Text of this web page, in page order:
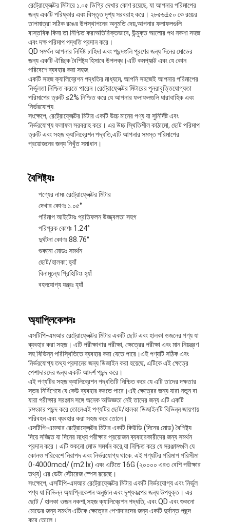
বাড়ি
পণ্য
ভিআর শো
রেট্রোফ্লেক্টর মিটারে ১.০৫ ডিগ্রি দেখার কোণ রয়েছে, যা আপনার পরিমাপের
জন্য একটি পরিষ্কার এবং বিস্তৃত দৃশ্য সরবরাহ করে। ২৮৫৬±৫০ কে রঙের
তাপমাত্রা সঠিক রঙের উপস্থাপনের অনুমতি দেয়,আপনার ফলাফলগুলি
বাস্তবিক কিনা তা নিশ্চিত করাঅতিরিক্তভাবে, উন্মুক্ত আলোর পথ নকশা সহজ
এবং দক্ষ পরিমাপ পদ্ধতি প্রদান করে।
QD সমর্থন আপনার নির্দিষ্ট চাহিদা এবং পছন্দগুলি পূরণের জন্য দিনের মোডের
জন্য একটি ঐচ্ছিক বৈশিষ্ট্য হিসাবে উপলব্ধ।এটি কমপ্যাক্ট এবং যে কোন
পরিবেশে ব্যবহার করা সহজ.
একটি সহজ ক্যালিব্রেশন পদ্ধতির মাধ্যমে, আপনি সহজেই আপনার পরিমাপের
নির্ভুলতা নিশ্চিত করতে পারেন।রেট্রোফ্লেক্টর মিটারের পুনরাবৃত্তিযোগ্যতা
পরিমাপের ত্রুটি ≤2% নিশ্চিত করে যে আপনার ফলাফলগুলি ধারাবাহিক এবং
নির্ভরযোগ্য.
সংক্ষেপে, রেট্রোফ্লেক্টর মিটার একটি উচ্চ মানের পণ্য যা সুনির্দিষ্ট এবং
নির্ভরযোগ্য ফলাফল সরবরাহ করে। এর উচ্চ স্থিতিশীল কাঠামো, ছোট পরিমাপ
ত্রুটি এবং সহজ ক্যালিব্রেশন পদ্ধতি,এটি আপনার সমস্ত পরিমাপের
প্রয়োজনের জন্য নিখুঁত সমাধান।
বৈশিষ্ট্যঃ
পণ্যের নামঃ রেট্রোফ্লেক্টর মিটার
দেখার কোণঃ ১.০৫°
পরিমাপ আইটেমঃ প্রতিফলন উজ্জ্বলতা সহগ
পরিপূরক কোণঃ 1.24°
দুর্ঘটনা কোণঃ 88.76°
শুকনো মোডঃ সমর্থন
ছোট/হালকা: হ্যাঁ
বিনামূল্যে প্রিহিটিংঃ হ্যাঁ
বহনযোগ্য যন্ত্রঃ হ্যাঁ
অ্যাপ্লিকেশনঃ
এসটিপি-এমআর রেট্রোফ্লেক্টর মিটার একটি ছোট এবং হালকা ওজনের পণ্য যা
ব্যবহার করা সহজ। এটি পরীক্ষাগার পরীক্ষা, ক্ষেত্রের পরীক্ষা এবং মান নিয়ন্ত্রণ
সহ বিভিন্ন পরিস্থিতিতে ব্যবহার করা যেতে পারে।এই পণ্যটি সঠিক এবং
নির্ভরযোগ্য তথ্য প্রদানের জন্য ডিজাইন করা হয়েছে, এটিকে এই ক্ষেত্রে
পেশাদারদের জন্য একটি আদর্শ পছন্দ করে।
এই পণ্যটির সহজ ক্যালিব্রেশন পদ্ধতিটি নিশ্চিত করে যে এটি তাদের দক্ষতার
স্তর নির্বিশেষে যে কেউ ব্যবহার করতে পারে।এই ক্ষেত্রের জন্য যারা নতুন বা
যারা পরীক্ষার সরঞ্জাম সঙ্গে অনেক অভিজ্ঞতা নেই তাদের জন্য এটি একটি
চমৎকার পছন্দ করে তোলেএই পণ্যটির ছোট/হালকা ডিজাইনটি বিভিন্ন জায়গায়
পরিবহন এবং ব্যবহার করা সহজ করে তোলে।
এসটিপি-এমআর রেট্রোফ্লেক্টর মিটার একটি কিউডি (দিনের মোড) বৈশিষ্ট্য
দিয়ে সজ্জিত যা দিনের মধ্যে পরীক্ষার প্রয়োজন ব্যবহারকারীদের জন্য সমর্থন
প্রদান করে। এটি শুকনো মোড সমর্থন করে,যা নিশ্চিত করে যে সরঞ্জামগুলি যে
কোনও পরিবেশে নিরাপদ এবং নির্ভরযোগ্য থাকে. এই পণ্যটির পরিমাপ পরিসীমা
0-4000mcd/ (m2.lx) এবং এটিতে 16G (২০০০০ এরও বেশি পরীক্ষার
তথ্য) এর ডেটা স্টোরেজ স্পেস রয়েছে।
সংক্ষেপে, এসটিপি-এমআর রেট্রোফ্লেক্টর মিটার একটি নির্ভরযোগ্য এবং নির্ভুল
পণ্য যা বিভিন্ন অ্যাপ্লিকেশন অনুষ্ঠান এবং দৃশ্যকল্পের জন্য উপযুক্ত। এর
ছোট / হালকা ওজন নকশা,সহজ ক্যালিব্রেশন পদ্ধতি, এবং QD এবং শুকনো
মোডের জন্য সমর্থন এটিকে ক্ষেত্রের পেশাদারদের জন্য একটি দুর্দান্ত পছন্দ
করে তোলে।